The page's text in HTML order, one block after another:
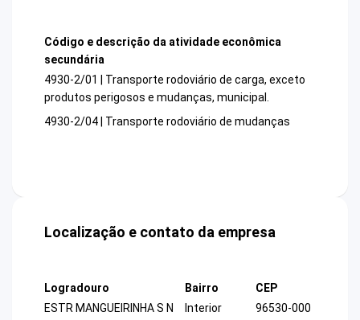
Código e descrição da atividade econômica
secundária
4930-2/01 | Transporte rodoviário de carga, exceto
produtos perigosos e mudanças, municipal.
4930-2/04 | Transporte rodoviário de mudanças
Localização e contato da empresa
Logradouro
ESTR MANGUEIRINHA S N
Bairro
Interior
CEP
96530-000